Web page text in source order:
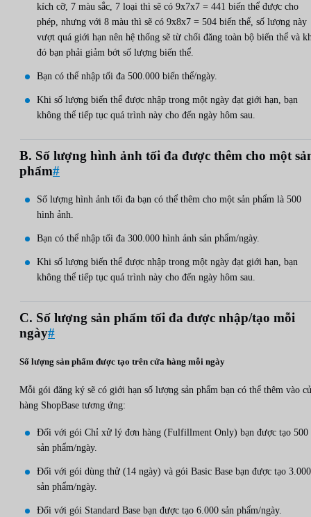
kích cỡ, 7 màu sắc, 7 loại thì sẽ có 9x7x7 = 441 biến thể được cho
phép, nhưng với 8 màu thì sẽ có 9x8x7 = 504 biến thể, số lượng này
vượt quá giới hạn nên hệ thống sẽ từ chối đăng toàn bộ biến thể và
đó bạn phải giảm bớt số lượng biến thể.
Bạn có thể nhập tối đa 500.000 biến thể/ngày.
Khi số lượng biến thể được nhập trong một ngày đạt giới hạn, bạn
không thể tiếp tục quá trình này cho đến ngày hôm sau.
B. Số lượng hình ảnh tối đa được thêm cho một
phẩm#
Số lượng hình ảnh tối đa bạn có thể thêm cho một sản phẩm là 500
hình ảnh.
Bạn có thể nhập tối đa 300.000 hình ảnh sản phẩm/ngày.
Khi số lượng biến thể được nhập trong một ngày đạt giới hạn, bạn
không thể tiếp tục quá trình này cho đến ngày hôm sau.
C. Số lượng sản phẩm tối đa được nhập/tạo mỗi
ngày#
Số lượng sản phẩm được tạo trên cửa hàng mỗi ngày
Mỗi gói đăng ký sẽ có giới hạn số lượng sản phẩm bạn có thể thêm vào
hàng ShopBase tương ứng:
Đối với gói Chỉ xử lý đơn hàng (Fulfillment Only) bạn được tạo 500
sản phẩm/ngày.
Đối với gói dùng thử (14 ngày) và gói Basic Base bạn được tạo 3.000
sản phẩm/ngày.
Đối với gói Standard Base bạn được tạo 6.000 sản phẩm/ngày.